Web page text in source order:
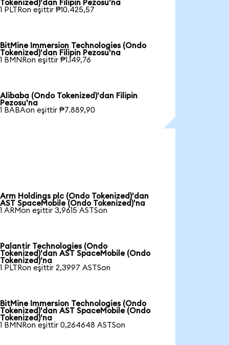
Tokenized)'dan Filipin Pezosu'na
1 PLTRon eşittir ₱10.425,57
BitMine Immersion Technologies (Ondo
Tokenized)'dan Filipin Pezosu'na
1 BMNRon eşittir ₱1.149,76
Alibaba (Ondo Tokenized)'dan Filipin
Pezosu'na
1 BABAon eşittir ₱7.889,90
Arm Holdings plc (Ondo Tokenized)'dan
AST SpaceMobile (Ondo Tokenized)'na
1 ARMon eşittir 3,9615 ASTSon
Palantir Technologies (Ondo
Tokenized)'dan AST SpaceMobile (Ondo
Tokenized)'na
1 PLTRon eşittir 2,3997 ASTSon
BitMine Immersion Technologies (Ondo
Tokenized)'dan AST SpaceMobile (Ondo
Tokenized)'na
1 BMNRon eşittir 0,264648 ASTSon